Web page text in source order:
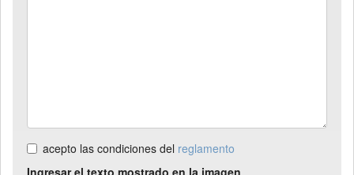
acepto las condiciones del reglamento